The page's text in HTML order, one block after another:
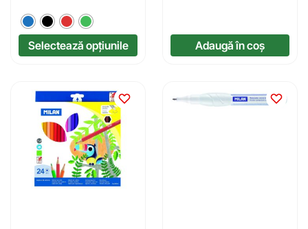
Selectează opțiunile Adaugă în coș